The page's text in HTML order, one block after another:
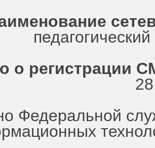
о регистрации
Федеральной